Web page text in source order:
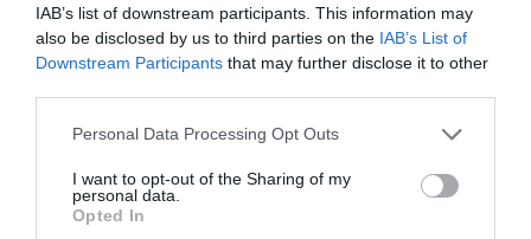
IAB’s list of downstream participants. This information may
also be disclosed by us to third parties on the IAB’s List of
Downstream Participants that may further disclose it to other
Please note that this website/app uses one or more Google
not limited to your visit or usage behaviour. You may click to
grant or deny consent to Google and its third-party tags to
use your data for below specified purposes in below Google
Personal Data Processing Opt Outs
I want to opt-out of the Sharing of my
personal data.
Opted In
Αερόκλειδο 1" 350kgr
411lit/min super duty με
Gp-452hl
411lit/min super duty με
Gp-452hl long